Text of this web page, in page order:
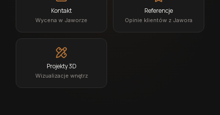
Kontakt
Wycena w Jaworze
Referencje
Opinie klientów z Jawora
Projekty 3D
Wizualizacje wnętrz